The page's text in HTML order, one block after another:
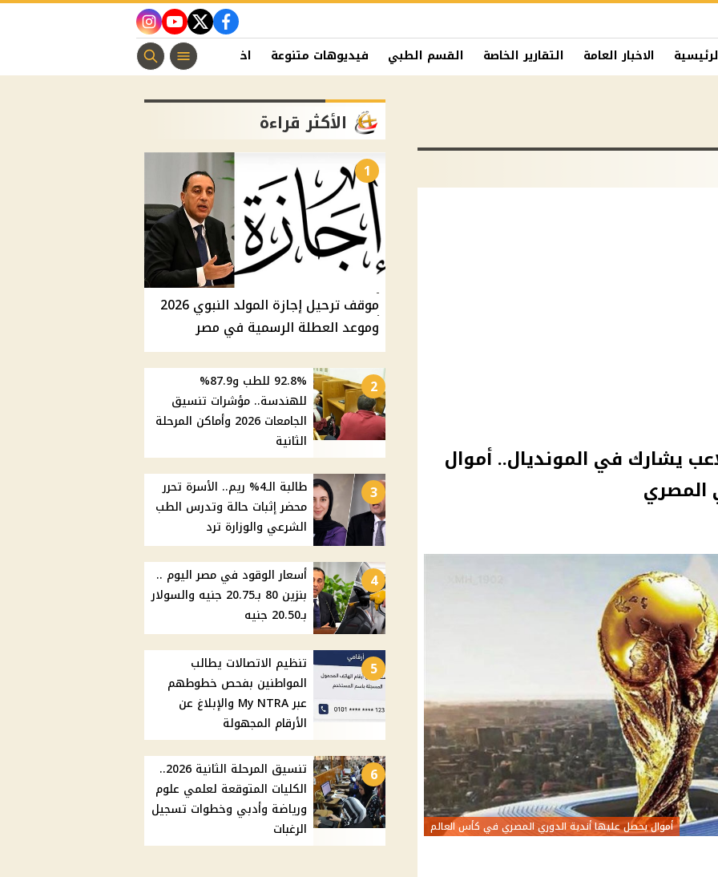
facebook
twitter
youtube
instagram
الاخبار العامة التقارير الخاصة القسم الطبي فيديوهات متنوعة اخبار الفن منوعات مسيحية
لاعب يشارك في المونديال.. أموال
المصري
أموال يحصل عليها أندية الدوري المصري في كأس العالم
الأكثر قراءة
1
موقف ترحيل إجازة المولد النبوي 2026
وموعد العطلة الرسمية في مصر
2
92.8% للطب و87.9%
للهندسة.. مؤشرات تنسيق
الجامعات 2026 وأماكن المرحلة
الثانية
3
طالبة الـ4% ريم.. الأسرة تحرر
محضر إثبات حالة وتدرس الطب
الشرعي والوزارة ترد
4
أسعار الوقود في مصر اليوم ..
بنزين 80 بـ20.75 جنيه والسولار
بـ20.50 جنيه
5
تنظيم الاتصالات يطالب
المواطنين بفحص خطوطهم
عبر My NTRA والإبلاغ عن
الأرقام المجهولة
6
تنسيق المرحلة الثانية 2026..
الكليات المتوقعة لعلمي علوم
ورياضة وأدبي وخطوات تسجيل
الرغبات